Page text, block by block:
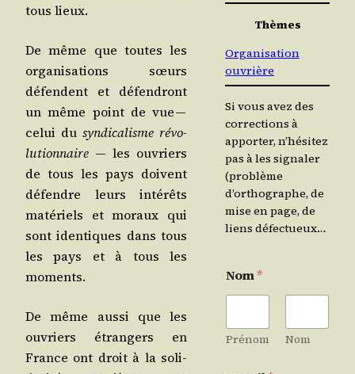
tous lieux.
De même que toutes les
orga­ni­sa­tions sœurs
défendent et défen­dront
un même point de vue —
celui du syn­di­ca­lisme révo­
lu­tion­naire ― les ouvriers
de tous les pays doivent
défendre leurs inté­rêts
maté­riels et moraux qui
sont iden­tiques dans tous
les pays et à tous les
moments.
De même aus­si que les
ouvriers étran­gers en
France ont droit à la soli­
Thèmes
Organisation
ouvrière
Si vous avez des
corrections à
apporter, n’hésitez
pas à les signaler
(problème
d’orthographe, de
mise en page, de
liens défectueux…
Nom*
Prénom Nom